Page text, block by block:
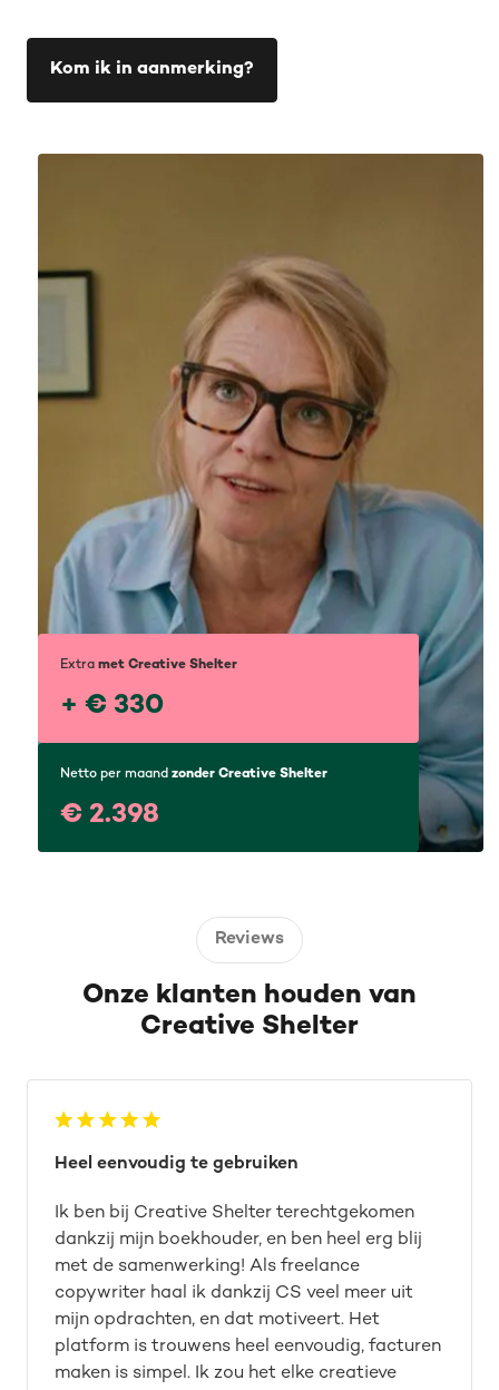
Extra met Creative Shelter
+ € 330
Netto per maand zonder Creative Shelter
€ 2.398
Kom ik in aanmerking?
Reviews
Onze klanten houden van
Creative Shelter
Heel eenvoudig te gebruiken
Ik ben bij Creative Shelter terechtgekomen
dankzij mijn boekhouder, en ben heel erg blij
met de samenwerking! Als freelance
copywriter haal ik dankzij CS veel meer uit
mijn opdrachten, en dat motiveert. Het
platform is trouwens heel eenvoudig, facturen
maken is simpel. Ik zou het elke creatieve